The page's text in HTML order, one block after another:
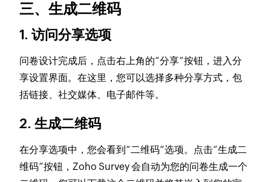
三、生成二维码
1. 访问分享选项
问卷设计完成后，点击右上角的“分享”按钮，进入分
享设置界面。在这里，您可以选择多种分享方式，包
括链接、社交媒体、电子邮件等。
2. 生成二维码
在分享选项中，您会看到“二维码”选项。点击“生成二
维码”按钮，Zoho Survey 会自动为您的问卷生成一个